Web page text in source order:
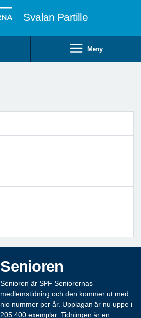
Svalan Partille
Meny
Senioren
Senioren är SPF Seniorernas
medlemstidning och den kommer ut med
nio nummer per år. Upplagan är nu uppe i
205 400 exemplar. Tidningen är en